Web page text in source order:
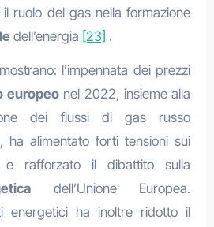
ruolo del gas nella formazione
dell’energia [23] .
l’impennata dei prezzi
europeonel 2022, insieme alla
dei flussi di gas russo
ha alimentato forti tensioni sui
e rafforzato il dibattito sulla
dell’Unione Europea.
energetici ha inoltre ridotto il